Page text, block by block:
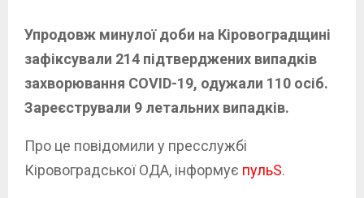
Упродовж минулої доби на Кіровоградщині
зафіксували 214 підтверджених випадків
захворювання COVID-19, одужали 110 осіб.
Зареєстрували 9 летальних випадків.
Про це повідомили у пресслужбі
Кіровоградської ОДА, інформує пульS.